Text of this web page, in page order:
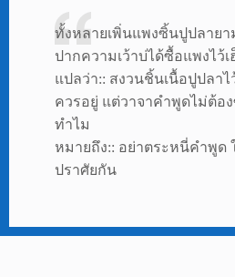
ทั้งหลายเพิ่นแพงซิ้นปูปลาย
ปากความเว้าบ่ได้ซื้อแพงไว้เ
แปลว่า:: สงวนชิ้นเนื้อปูปลา
ควรอยู่ แต่วาจาคำพูดไม่ต้อ
ทำไม
หมายถึง:: อย่าตระหนี่คำพูด
ปราศัยกัน